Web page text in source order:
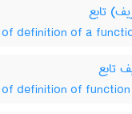
تابع
definition of a
تابع
definition of function